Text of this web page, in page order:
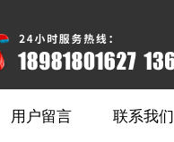
用户留言 联系我们